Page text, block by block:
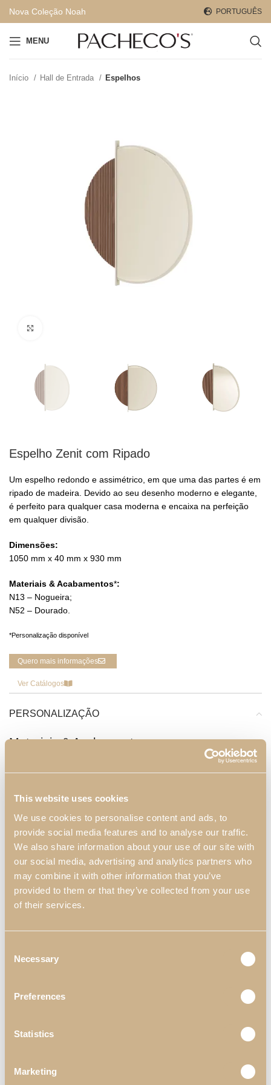
This website uses cookies
We use cookies to personalise content and ads, to
provide social media features and to analyse our traffic.
We also share information about your use of our site with
our social media, advertising and analytics partners who
may combine it with other information that you’ve
provided to them or that they’ve collected from your use
of their services.
Selection
Necessary
Preferences
Statistics
Marketing
Nova Coleção Noah PORTUGUÊS
MENU
Início Hall de Entrada Espelhos
Espelho Zenit com Ripado
Um espelho redondo e assimétrico, em que uma das partes é em
ripado de madeira. Devido ao seu desenho moderno e elegante,
é perfeito para qualquer casa moderna e encaixa na perfeição
em qualquer divisão.
Dimensões:
1050 mm x 40 mm x 930 mm
Materiais & Acabamentos*:
N13 – Nogueira;
N52 – Dourado.
*Personalização disponível
Quero mais informações
Ver Catálogos
PERSONALIZAÇÃO
Materiais & Acabamentos
Com mais de 40 anos de experiência no mobiliário, na
Acabamentos que vão transformar o seu lar.
Quero Personalizar
Materiais
Escolha o material que sempre idealizou para a
sua peça
Selecione o Tecido ou Pele Sintética que combina